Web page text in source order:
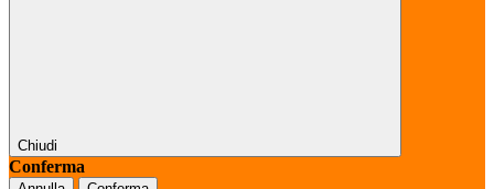
Chiudi
Conferma